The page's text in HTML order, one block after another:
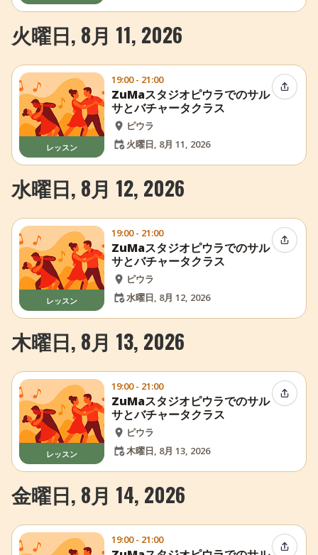
火曜日, 8月 11, 2026
レッスン
19:00 - 21:00
ZuMaスタジオピウラでのサル
サとバチャータクラス
ピウラ
火曜日, 8月 11, 2026
イベン
水曜日, 8月 12, 2026
レッスン
19:00 - 21:00
ZuMaスタジオピウラでのサル
サとバチャータクラス
ピウラ
水曜日, 8月 12, 2026
イベン
木曜日, 8月 13, 2026
レッスン
19:00 - 21:00
ZuMaスタジオピウラでのサル
サとバチャータクラス
ピウラ
木曜日, 8月 13, 2026
イベン
金曜日, 8月 14, 2026
19:00 - 21:00
イベン